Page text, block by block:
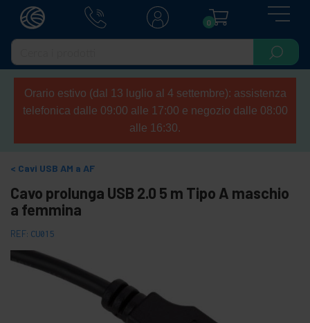
0
Orario estivo (dal 13 luglio al 4 settembre): assistenza
telefonica dalle 09:00 alle 17:00 e negozio dalle 08:00
alle 16:30.
Cavi USB AM a AF
Cavo prolunga USB 2.0 5 m Tipo A maschio
a femmina
REF: CU015